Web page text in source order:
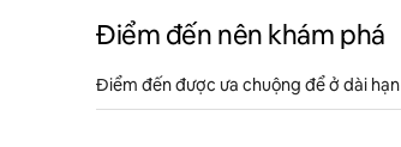
Điểm đến nên khám phá
Điểm đến được ưa chuộng để ở dài hạn